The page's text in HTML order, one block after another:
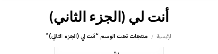
الرئيسية / منتجات تحت الوسم “‎أنت لي (الجزء الثاني‎)”